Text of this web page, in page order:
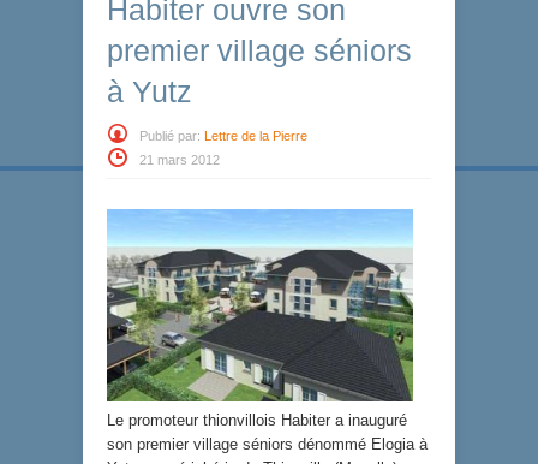
Habiter ouvre son
premier village séniors
à Yutz
Publié par: Lettre de la Pierre
21 mars 2012
Le promoteur thionvillois Habiter a inauguré
son premier village séniors dénommé Elogia à